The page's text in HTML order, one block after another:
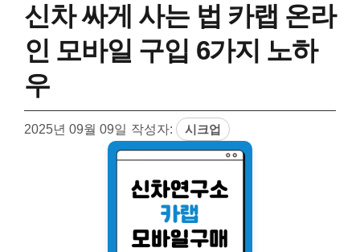
신차 싸게 사는 법 카랩 온라
인 모바일 구입 6가지 노하
우
2025년 09월 09일 작성자: 시크업